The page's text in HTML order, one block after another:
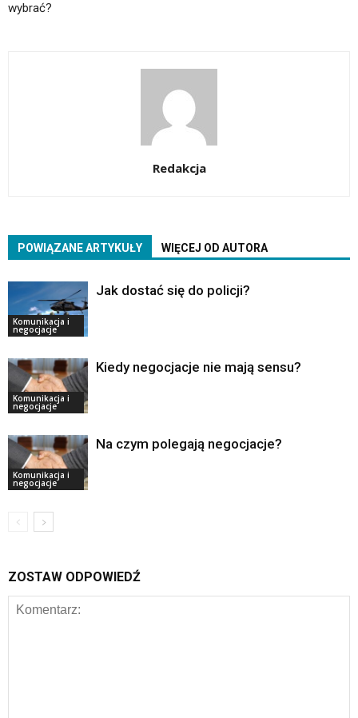
wybrać?
Redakcja
POWIĄZANE ARTYKUŁY WIĘCEJ OD AUTORA
Komunikacja i
negocjacje
Jak dostać się do policji?
Komunikacja i
negocjacje
Kiedy negocjacje nie mają sensu?
Komunikacja i
negocjacje
Na czym polegają negocjacje?
ZOSTAW ODPOWIEDŹ